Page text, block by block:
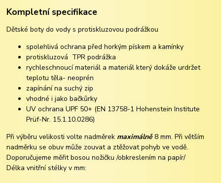
Kompletní specifikace
Dětské boty do vody s protiskluzovou podrážkou
spolehlivá ochrana před horkým pískem a kamínky
protiskluzová TPR podrážka
rychleschnoucí materiál a materiál který dokáže urdržet
teplotu těla- neoprén
zapínání na suchý zip
vhodné i jako bačkůrky
UV ochrana UPF 50+ (EN 13758-1 Hohenstein Institute
Prüf-Nr. 15.1.10.0286)
Při výběru velikosti volte nadměrek maximálně8 mm. Při větším
nadměrku se obuv může zouvat a ztěžovat pohyb ve vodě.
Doporučujeme měřit bosou nožičku /obkreslením na papír/
Délka vnitřní stélky v mm: